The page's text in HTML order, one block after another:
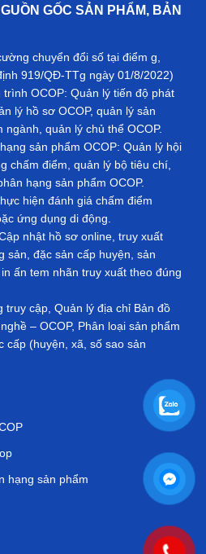
GỐC SẢN PHẨM, BẢN
chuyển đổi số tại điểm g,
919/QĐ-TTg ngày 01/8/2022)
OCOP: Quản lý tiến độ phát
lý hồ sơ OCOP, quản lý sản
ngành, quản lý chủ thể OCOP.
sản phẩm OCOP: Quản lý hội
chấm điểm, quản lý bộ tiêu chí,
hạng sản phẩm OCOP.
hiện đánh giá chấm điểm
ứng dụng di động.
nhật hồ sơ online, truy xuất
sản, đặc sản cấp huyện, sản
ấn tem nhãn truy xuất theo đúng
truy cập, Quản lý địa chỉ Bản đồ
– OCOP, Phân loại sản phẩm
cấp (huyện, xã, số sao sản
hạng sản phẩm